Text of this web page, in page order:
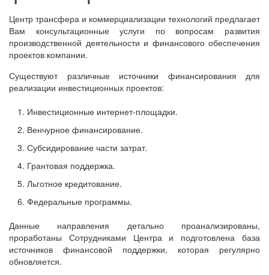
Центр трансфера и коммерциализации технологий предлагает
Вам консультационные услуги по вопросам развития
производственной деятельности и финансового обеспечения
проектов компании.
Существуют различные источники финансирования для
реализации инвестиционных проектов:
Инвестиционные интернет-площадки.
Венчурное финансирование.
Субсидирование части затрат.
Грантовая поддержка.
Льготное кредитование.
Федеральные программы.
Данные направления детально проанализированы,
проработаны Сотрудниками Центра и подготовлена база
источников финансовой поддержки, которая регулярно
обновляется.